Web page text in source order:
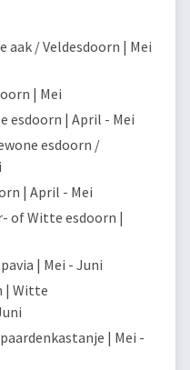
aak / Veldesdoorn | Mei
| Mei
esdoorn | April - Mei
esdoorn /
| April - Mei
of Witte esdoorn |
| Mei - Juni
| Witte
| Mei -